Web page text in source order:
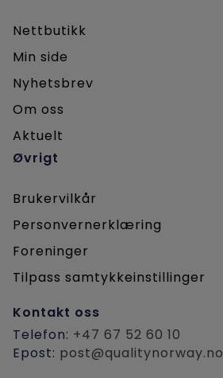
Kontakt oss
Telefon: +47 67 52 60 10
Epost: post@qualitynorway.no
Nettbutikk
Min side
Nyhetsbrev
Om oss
Aktuelt
Øvrigt
Brukervilkår
Personvernerklæring
Foreninger
Tilpass samtykkeinstillinger